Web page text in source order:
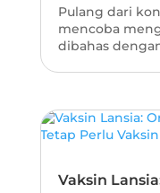
Pulang dari
mencoba
dibahas
Vaksin